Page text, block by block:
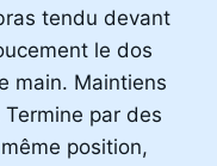
tendu devant
le dos
main. Maintiens
par des
position,